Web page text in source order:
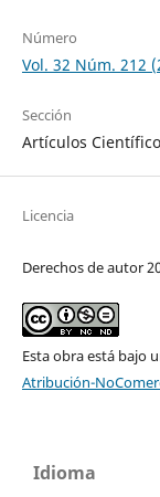
Número
Vol. 32 Núm. 212
Sección
Artículos
Licencia
Derechos de autor
Esta obra está bajo
Atribución-
Idioma